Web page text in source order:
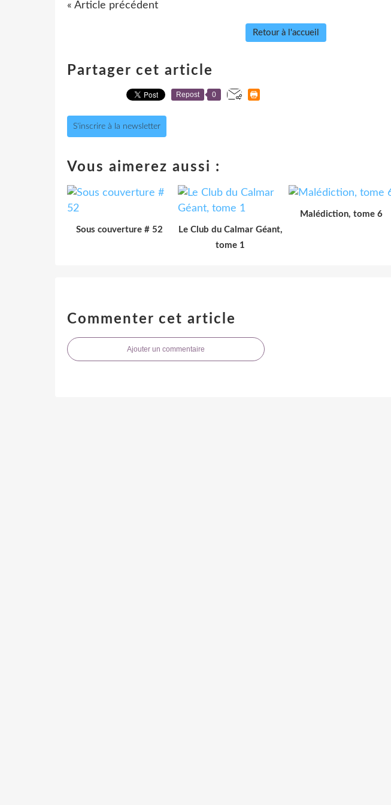
« Article précédent
Retour à l'accueil
Partager cet article
Repost 0
S'inscrire à la newsletter
Vous aimerez aussi :
Sous couverture # 52
Le Club du Calmar Géant,
tome 1
Malédiction, tome 6
Commenter cet article
Ajouter un commentaire